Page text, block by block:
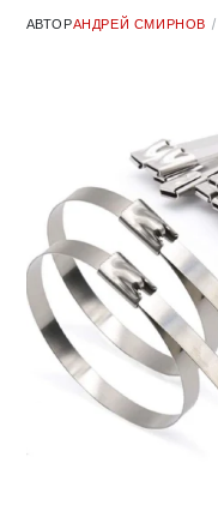
АВТОРАНДРЕЙ СМИРНОВ